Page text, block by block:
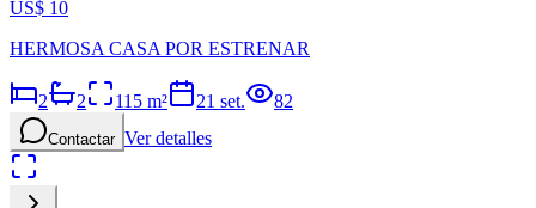
US$ 10
HERMOSA CASA POR ESTRENAR
2 2 115 m² 21 set. 82
Contactar Ver detalles